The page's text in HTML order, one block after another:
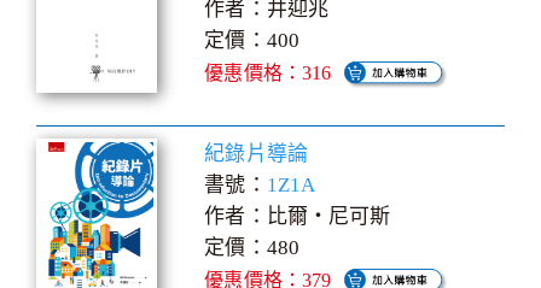
作者：井迎兆
定價：400
優惠價格：316
紀錄片導論
書號： 1Z1A
作者：比爾‧尼可斯
定價：480
優惠價格：379